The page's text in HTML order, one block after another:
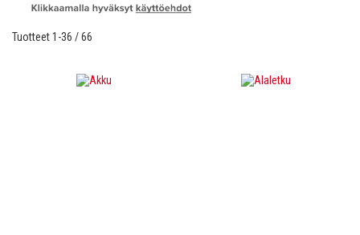
Tuotteet1 -36 /66